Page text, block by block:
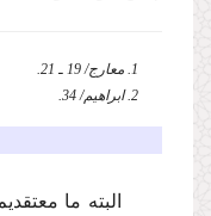
1. معارج/ 19 ـ 21.
2. ابراهیم/ 34.
البته ما